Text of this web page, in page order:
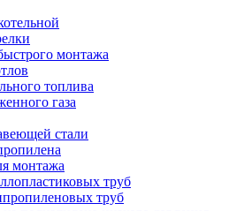
монтажа
топлива
газа
стали
монтажа
труб
труб